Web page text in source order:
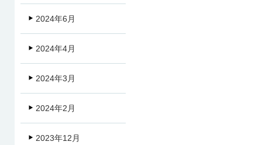
2024年6月
2024年4月
2024年3月
2024年2月
2023年12月